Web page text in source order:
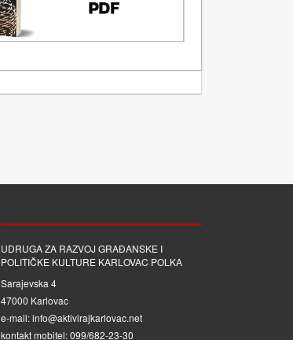
UDRUGA ZA RAZVOJ GRAĐANSKE I
POLITIČKE KULTURE KARLOVAC POLKA
Sarajevska 4
47000 Karlovac
e-mail: info@aktivirajkarlovac.net
kontakt mobitel: 099/682-23-30